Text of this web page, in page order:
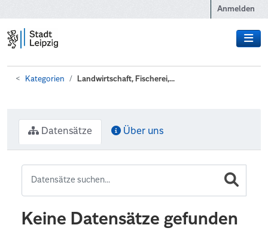
Anmelden
Kategorien Landwirtschaft, Fischerei,...
Datensätze Über uns
Keine Datensätze gefunden